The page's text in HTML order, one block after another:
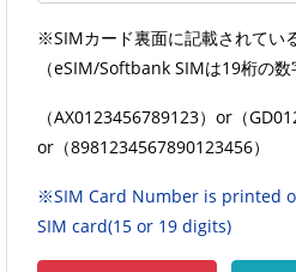
※SIMカード裏面に記載されてい
（eSIM/Softbank SIMは19桁の数
（AX0123456789123） or （
or （8981234567890123456）
※SIM Card Number is printed
SIM card(15 or 19 digits)